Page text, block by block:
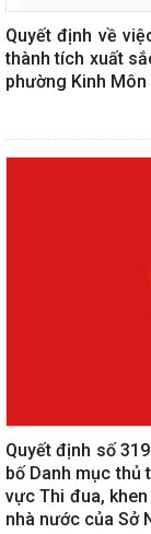
Quyết định về
thành tích xuất
phường Kinh
Quyết định số
bố Danh mục thủ
vực Thi đua,
nhà nước của Sở